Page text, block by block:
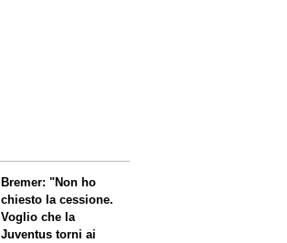
Bremer: "Non ho
chiesto la cessione.
Voglio che la
Juventus torni ai